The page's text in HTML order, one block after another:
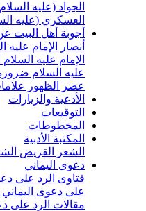
(عليه السلام) الإمام
(عليه السلام)
أهل البيت عن المسائل
الإمام عليه السلامسنن
عليه السلامالانتظار
السلام ضرورة آيات مؤولة
علامات الظهور
والزيارات
الأدبية
الشعر الشعبي
اليماني
الرد على دعوى اليماني
دعوى اليماني كتب الرد
الرد على دعوى اليماني